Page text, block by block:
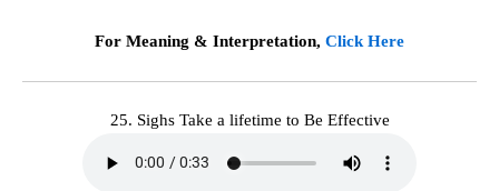
For Meaning & Interpretation, Click Here
25. Sighs Take a lifetime to Be Effective